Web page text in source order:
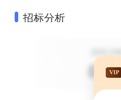
招标分析
VIP